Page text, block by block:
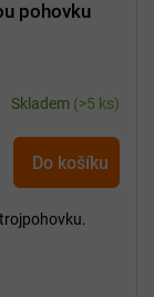
pohovku
Skladem (>5 ks)
Do košíku